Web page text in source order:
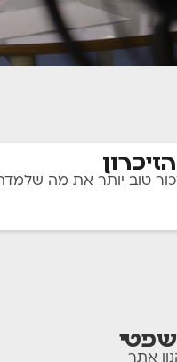
טוב יותר את מה
אתר